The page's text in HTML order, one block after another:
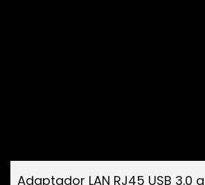
Adaptador LAN RJ45 USB 3.0